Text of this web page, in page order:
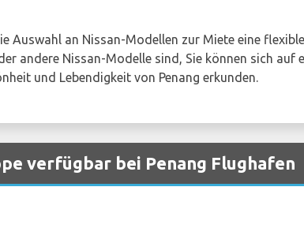
Auswahl an Nissan-Modellen zur Miete eine
andere Nissan-Modelle sind, Sie können sich auf
und Lebendigkeit von Penang erkunden.
verfügbar bei Penang Flughafen